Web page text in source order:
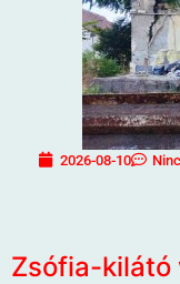
2026-08-10
Zsófia-kilátó